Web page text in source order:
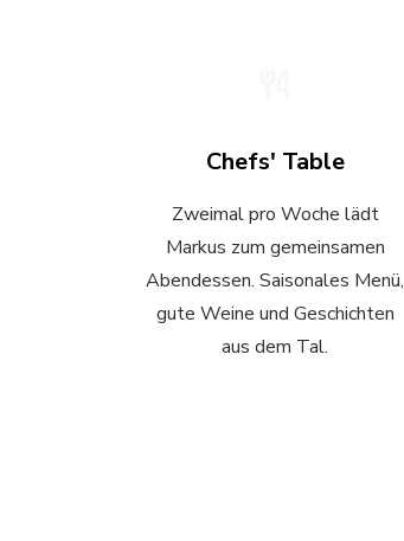
Chefs' Table
Zweimal pro Woche lädt
Markus zum gemeinsamen
Abendessen. Saisonales Menü,
gute Weine und Geschichten
aus dem Tal.